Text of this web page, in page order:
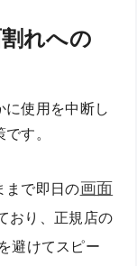
れへの
に使用を中断し
す。
まで即日の画面
おり、正規店の
避けてスピー